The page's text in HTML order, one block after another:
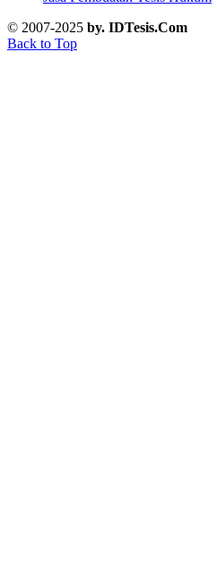
© 2007-2025 by. IDTesis.Com
Back to Top